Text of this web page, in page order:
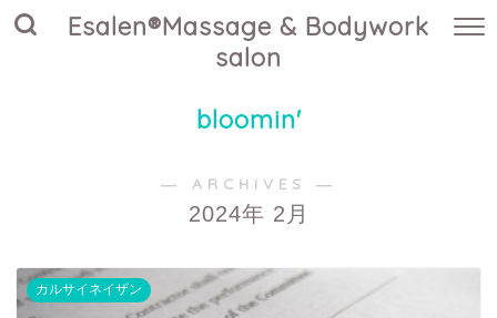
Esalen®Massage & Bodywork
salon
bloomin'
― ARCHIVES ―
2024年 2月
カルサイネイザン